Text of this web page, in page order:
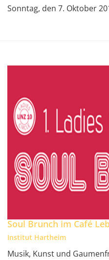
Sonntag, den 7. Oktober
Soul Brunch im Café
Institut Hartheim
Musik, Kunst und